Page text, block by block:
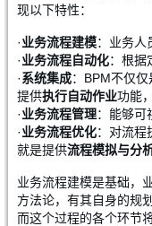
现以下特性：
·业务流程建模：业务人
·业务流程自动化：根据
·系统集成：BPM不仅
提供执行自动作业功能
·业务流程管理：能够可
·业务流程优化：对流程
就是提供流程模拟与分
业务流程建模是基础，
方法论，有其自身的规
而这个过程的各个环节